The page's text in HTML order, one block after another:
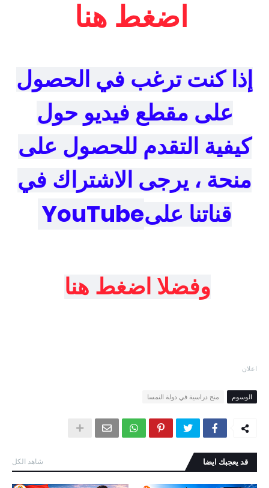
اضغط هنا
إذا كنت ترغب في الحصول
على مقطع فيديو حول
كيفية التقدم للحصول على
منحة ، يرجى الاشتراك في
قناتنا علىYouTube
وفضلا اضغط هنا
اعلان
الوسوم منح دراسية في دولة النمسا
قد يعجبك ايضا شاهد الكل